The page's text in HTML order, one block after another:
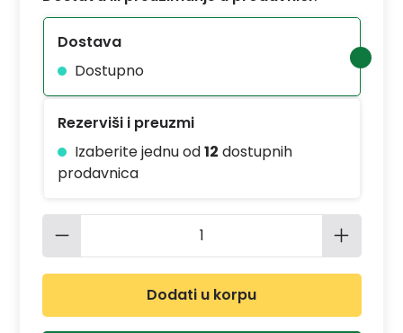
Dostava
Dostupno
Rezerviši i preuzmi
Izaberite jednu od12 dostupnih
prodavnica
Količina proizvoda: Unesite
Dodati u korpu